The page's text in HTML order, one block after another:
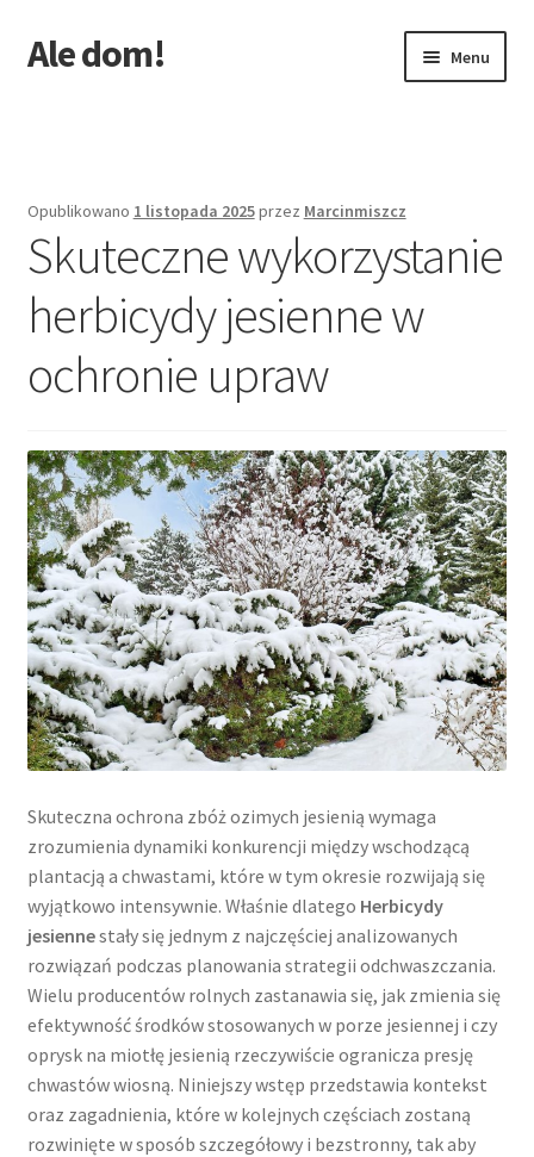
Przejdź
do
Przejdź
do
Ale dom! Menu
Opublikowano 1 listopada 2025przez Marcinmiszcz
Skuteczne wykorzystanie
herbicydy jesienne w
ochronie upraw
Skuteczna ochrona zbóż ozimych jesienią wymaga
zrozumienia dynamiki konkurencji między wschodzącą
plantacją a chwastami, które w tym okresie rozwijają się
wyjątkowo intensywnie. Właśnie dlatego Herbicydy
jesiennestały się jednym z najczęściej analizowanych
rozwiązań podczas planowania strategii odchwaszczania.
Wielu producentów rolnych zastanawia się, jak zmienia się
efektywność środków stosowanych w porze jesiennej i czy
oprysk na miotłę jesienią rzeczywiście ogranicza presję
chwastów wiosną. Niniejszy wstęp przedstawia kontekst
oraz zagadnienia, które w kolejnych częściach zostaną
rozwinięte w sposób szczegółowy i bezstronny, tak aby